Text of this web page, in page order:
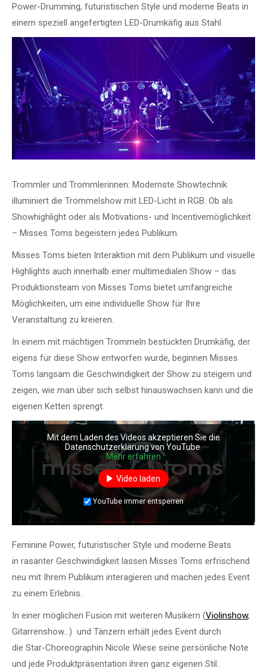
Power-Drumming, futuristischen Style und moderne Beats in
einem speziell angefertigten LED-Drumkäfig aus Stahl.
Trommler und Trommlerinnen: Modernste Showtechnik
illuminiert die Trommelshow mit LED-Licht in RGB. Ob als
Showhighlight oder als Motivations- und Incentivemöglichkeit
– Misses Toms begeistern jedes Publikum.
Misses Toms bieten Interaktion mit dem Publikum und visuelle
Highlights auch innerhalb einer multimedialen Show – das
Produktionsteam von Misses Toms bietet umfangreiche
Möglichkeiten, um eine individuelle Show für Ihre
Veranstaltung zu kreieren.
In einem mit mächtigen Trommeln bestückten Drumkäfig, der
eigens für diese Show entworfen wurde, beginnen Misses
Toms langsam die Geschwindigkeit der Show zu steigern und
zeigen, wie man über sich selbst hinauswachsen kann und die
eigenen Ketten sprengt.
Mit dem Laden des Videos akzeptieren Sie die
Datenschutzerklärung von YouTube.
Mehr erfahren
Video laden
YouTube immer entsperren
Feminine Power, futuristischer Style und moderne Beats
in rasanter Geschwindigkeit lassen Misses Toms erfrischend
neu mit Ihrem Publikum interagieren und machen jedes Event
zu einem Erlebnis.
In einer möglichen Fusion mit weiteren Musikern (Violinshow,
Gitarrenshow…) und Tänzern erhält jedes Event durch
die Star-Choreographin Nicole Wiese seine persönliche Note
und jede Produktpräsentation ihren ganz eigenen Stil.